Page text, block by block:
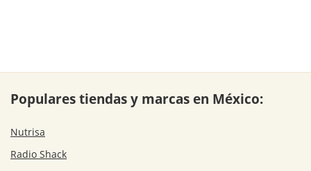
Populares tiendas y marcas en México:
Nutrisa
Radio Shack